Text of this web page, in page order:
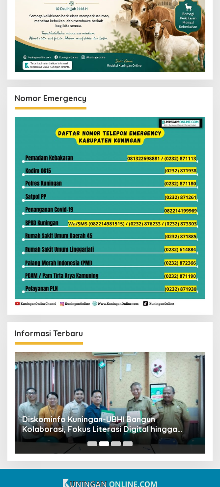
Nomor Emergency
Informasi Terbaru
Diskominfo Kuningan-UBHI Bangun
Kolaborasi, Fokus Literasi Digital hingga
Desa Digital